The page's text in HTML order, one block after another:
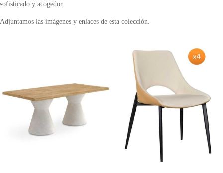
sofisticado y acogedor.
Adjuntamos las imágenes y enlaces de esta colección.